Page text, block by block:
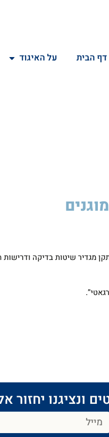
דף הבית על האיגוד
מגדיר שיטות בדיקה
ונציגנו יחזור